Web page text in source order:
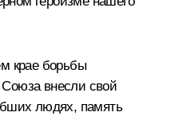
крае борьбы
внесли свой
людях, память